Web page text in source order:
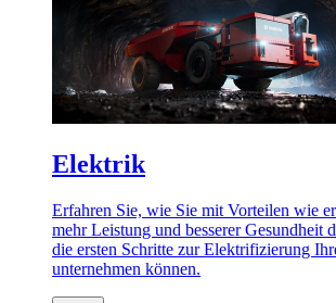
Elektrik
Erfahren Sie, wie Sie mit Vorteilen wie
mehr Leistung und besserer Gesundheit
die ersten Schritte zur Elektrifizierung
unternehmen können.